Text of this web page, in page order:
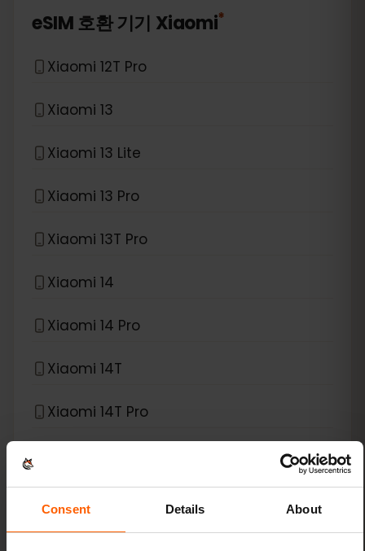
Consent Details About
eSIM 호환 기기 Xiaomi*
Xiaomi 12T Pro
Xiaomi 13
Xiaomi 13 Lite
Xiaomi 13 Pro
Xiaomi 13T Pro
Xiaomi 14
Xiaomi 14 Pro
Xiaomi 14T
Xiaomi 14T Pro